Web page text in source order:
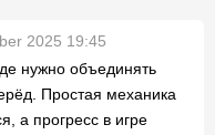
2025 19:45
нужно объединять
Простая механика
а прогресс в игре